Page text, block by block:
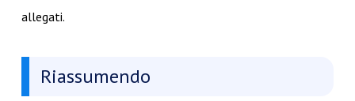
allegati.
Riassumendo